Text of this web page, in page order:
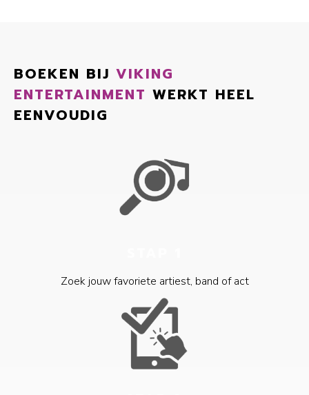
BOEKEN BIJ VIKING
ENTERTAINMENT WERKT HEEL
EENVOUDIG
Zoek jouw favoriete artiest, band of act